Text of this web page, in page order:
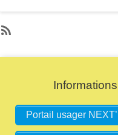
Portail usager